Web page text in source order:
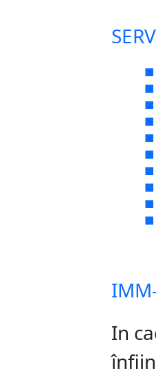
■
■
■
■
■
■
■
■
■
■
In